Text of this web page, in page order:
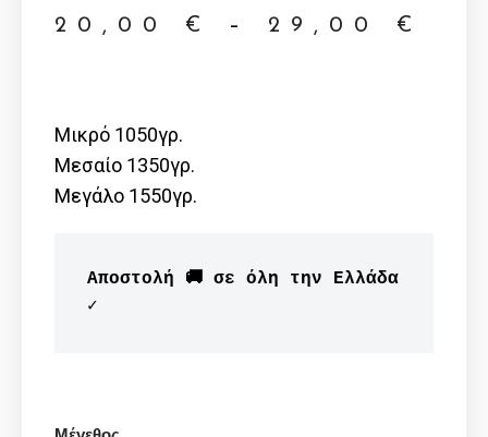
20,00 € – 29,00 €
Μικρό 1050γρ.
Μεσαίο 1350γρ.
Μεγάλο 1550γρ.
Αποστολή 🚚 σε όλη την Ελλάδα
✓